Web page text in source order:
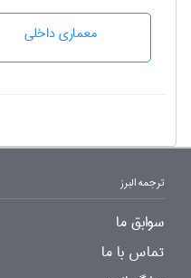
معماری داخلی
ترجمه البرز
سوابق ما
تماس با ما